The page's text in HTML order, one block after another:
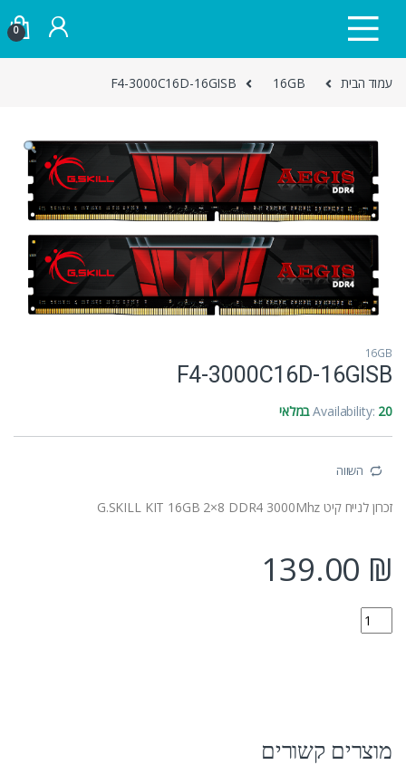
0
עמוד הבית 16GB
F4-3000C16D-16GISB
16GB
F4-3000C16D-16GISB
Availability: 20 במלאי
השווה
זכרון לנייח קיט G.SKILL KIT 16GB 2×8 DDR4 3000Mhz
139.00 ₪
F4-3000C16D-16GISB quantity
מוצרים קשורים